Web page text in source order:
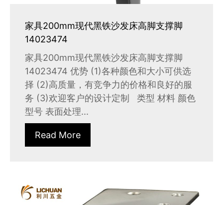
家具200mm现代黑铁沙发床高脚支撑脚
14023474
家具200mm现代黑铁沙发床高脚支撑脚
14023474 优势 (1)各种颜色和大小可供选
择 (2)高质量，有竞争力的价格和良好的服
务 (3)欢迎客户的设计定制 类型 材料 颜色
型号 表面处理...
Read More